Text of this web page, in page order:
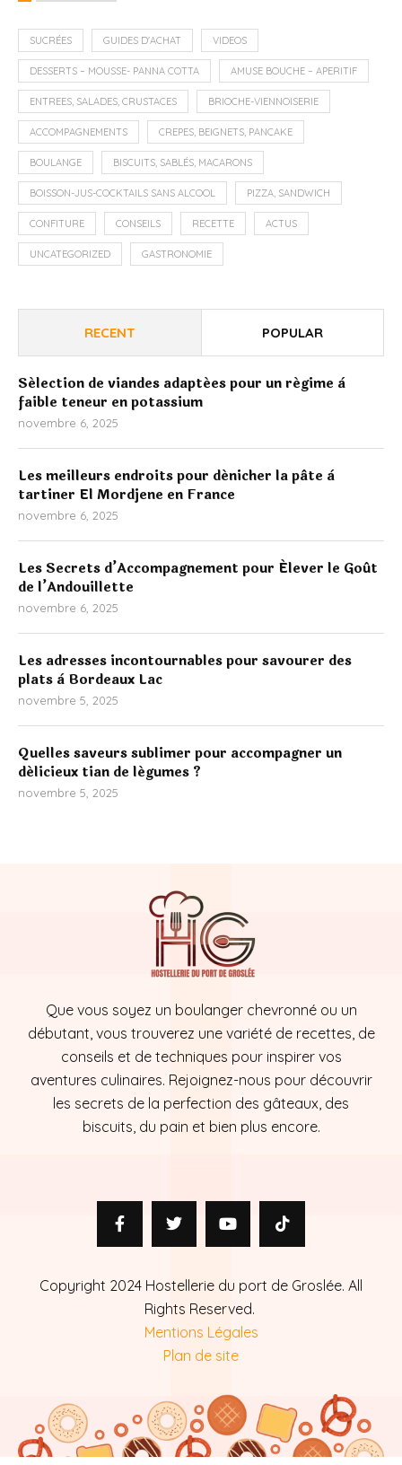
SUCRÉES GUIDES D'ACHAT VIDEOS
DESSERTS – MOUSSE- PANNA COTTA AMUSE BOUCHE – APERITIF
ENTREES, SALADES, CRUSTACES BRIOCHE-VIENNOISERIE
ACCOMPAGNEMENTS CREPES, BEIGNETS, PANCAKE
BOULANGE BISCUITS, SABLÉS, MACARONS
BOISSON-JUS-COCKTAILS SANS ALCOOL PIZZA, SANDWICH
CONFITURE CONSEILS RECETTE ACTUS
UNCATEGORIZED GASTRONOMIE
RECENT POPULAR
Sélection de viandes adaptées pour un régime à
faible teneur en potassium
novembre 6, 2025
Les meilleurs endroits pour dénicher la pâte à
tartiner El Mordjene en France
novembre 6, 2025
Les Secrets d’Accompagnement pour Élever le Goût
de l’Andouillette
novembre 6, 2025
Les adresses incontournables pour savourer des
plats à Bordeaux Lac
novembre 5, 2025
Quelles saveurs sublimer pour accompagner un
délicieux tian de légumes ?
novembre 5, 2025
Que vous soyez un boulanger chevronné ou un
débutant, vous trouverez une variété de recettes, de
conseils et de techniques pour inspirer vos
aventures culinaires. Rejoignez-nous pour découvrir
les secrets de la perfection des gâteaux, des
biscuits, du pain et bien plus encore.
Copyright 2024 Hostellerie du port de Groslée. All
Rights Reserved.
Mentions Légales
Plan de site